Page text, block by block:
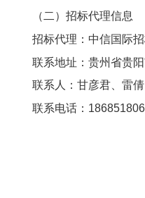
（二）招标代理信息
招标代理：中信国际
联系地址：贵州省贵
联系人：甘彦君、雷
联系电话：